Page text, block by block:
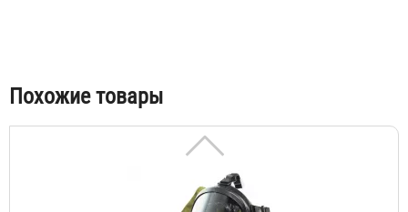
Похожие товары
Противогаз фильтрующий «Бриз-3301 (ППФ)» марки A1 с
лицевой частью Бриз-4301М (ППМ) категория 2